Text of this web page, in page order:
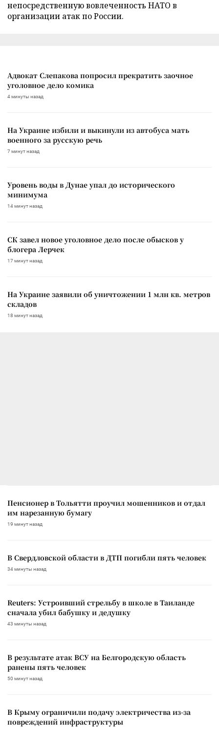
непосредственную вовлеченность НАТО в
организации атак по России.
Адвокат Слепакова попросил прекратить заочное
уголовное дело комика
4 минуты назад
На Украине избили и выкинули из автобуса мать
военного за русскую речь
7 минут назад
Уровень воды в Дунае упал до исторического
минимума
14 минут назад
СК завел новое уголовное дело после обысков у
блогера Лерчек
17 минут назад
На Украине заявили об уничтожении 1 млн кв. метров
складов
18 минут назад
Пенсионер в Тольятти проучил мошенников и отдал
им нарезанную бумагу
19 минут назад
В Свердловской области в ДТП погибли пять человек
34 минуты назад
Reuters: Устроивший стрельбу в школе в Таиланде
сначала убил бабушку и дедушку
43 минуты назад
В результате атак ВСУ на Белгородскую область
ранены пять человек
50 минут назад
В Крыму ограничили подачу электричества из-за
повреждений инфраструктуры